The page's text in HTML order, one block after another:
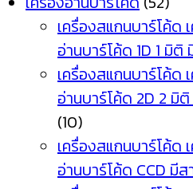
เครื่องสแกนบาร์โค้ด
อ่านบาร์โค้ด 1D 1 มิติ
เครื่องสแกนบาร์โค้ด
อ่านบาร์โค้ด 2D 2 มิ
(10)
เครื่องสแกนบาร์โค้ด
อ่านบาร์โค้ด CCD มีส